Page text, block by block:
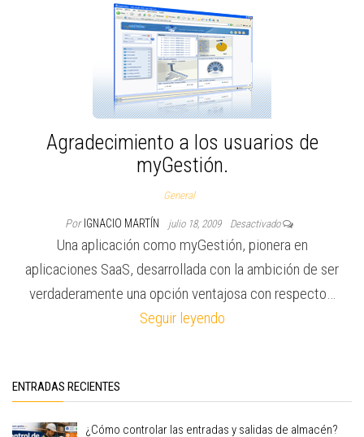
Agradecimiento a los usuarios de
myGestión.
General
Por IGNACIO MARTÍN julio 18, 2009 Desactivado
Una aplicación como myGestión, pionera en
aplicaciones SaaS, desarrollada con la ambición de ser
verdaderamente una opción ventajosa con respecto…
Seguir leyendo
ENTRADAS RECIENTES
¿Cómo controlar las entradas y salidas de almacén?